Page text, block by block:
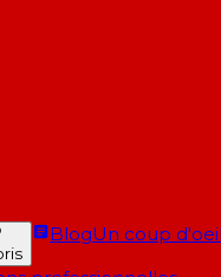
BlogUn coup